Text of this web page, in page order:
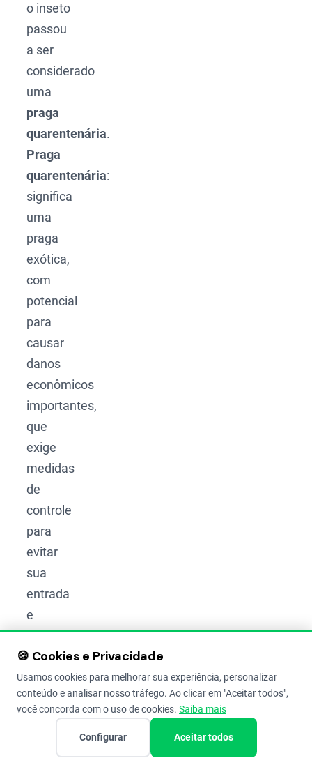
o inseto
passou
a ser
considerado
uma
praga
quarentenária.
Praga
quarentenária:
significa
uma
praga
exótica,
com
potencial
para
causar
danos
econômicos
importantes,
que
exige
medidas
de
controle
para
evitar
sua
entrada
e
disseminação.
Sua alta
mobilidade
e a
capacidade
🍪 Cookies e Privacidade
Usamos cookies para melhorar sua experiência, personalizar
conteúdo e analisar nosso tráfego. Ao clicar em "Aceitar todos",
você concorda com o uso de cookies. Saiba mais
Configurar Aceitar todos